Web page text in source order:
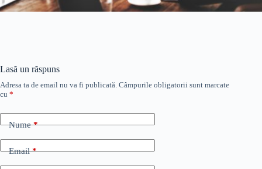
Lasă un răspuns
Adresa ta de email nu va fi publicată. Câmpurile obligatorii sunt marcate
cu *
Nume*
Email*